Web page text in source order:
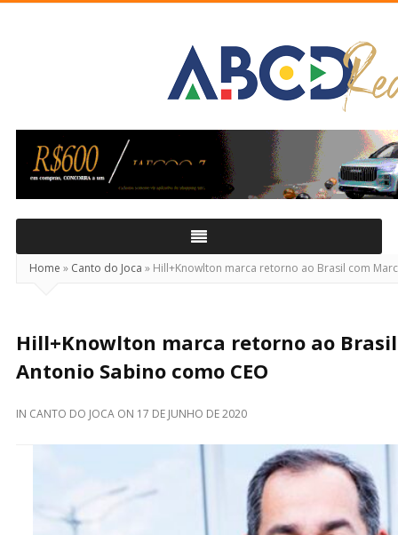
Real
Home » Canto do Joca » Hill+Knowlton marca retorno ao Brasil com
Hill+Knowlton marca retorno ao
Antonio Sabino como CEO
IN CANTO DO JOCA ON 17 DE JUNHO DE 2020